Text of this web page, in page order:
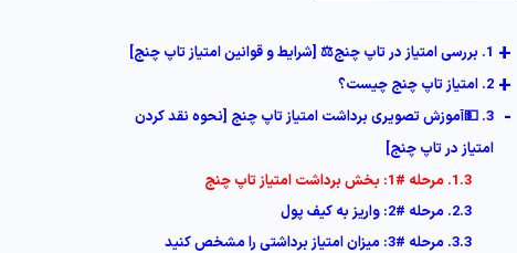
1. بررسی امتیاز در تاپ چنج⚖️ [شرایط و قوانین امتیاز تاپ چنج] +
2. امتیاز تاپ چنج چیست؟ +
3. 💵آموزش تصویری برداشت امتیاز تاپ چنج [نحوه نقد کردن
امتیاز در تاپ چنج]
-
1.3. مرحله #1: بخش برداشت امتیاز تاپ چنج
2.3. مرحله #2: واریز به کیف پول
3.3. مرحله #3: میزان امتیاز برداشتی را مشخص کنید